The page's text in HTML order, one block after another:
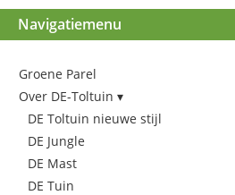
Navigatiemenu
Groene Parel
Over DE-Toltuin
DE Toltuin nieuwe stijl
DE Jungle
DE Mast
DE Tuin